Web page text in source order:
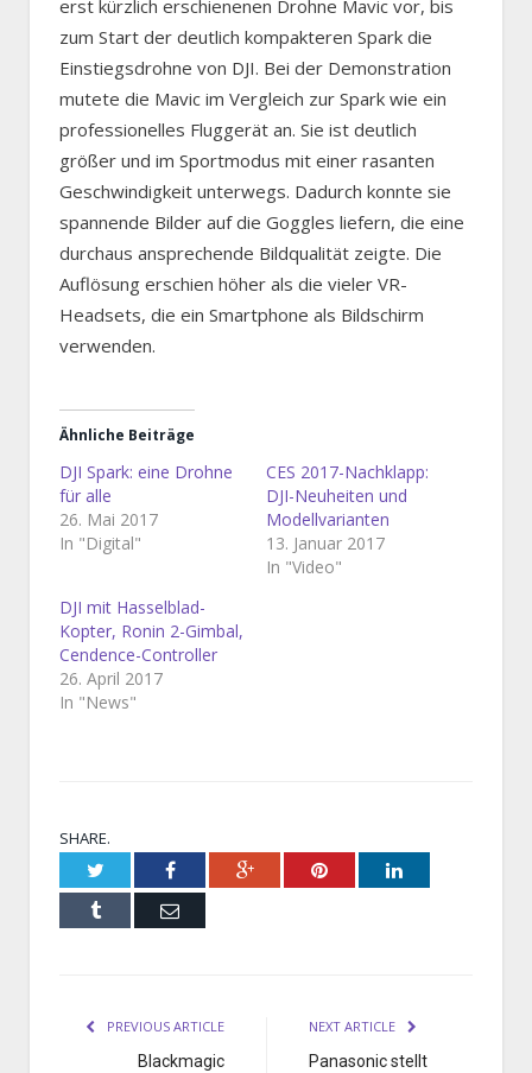
erst kürzlich erschienenen Drohne Mavic vor, bis
zum Start der deutlich kompakteren Spark die
Einstiegsdrohne von DJI. Bei der Demonstration
mutete die Mavic im Vergleich zur Spark wie ein
professionelles Fluggerät an. Sie ist deutlich
größer und im Sportmodus mit einer rasanten
Geschwindigkeit unterwegs. Dadurch konnte sie
spannende Bilder auf die Goggles liefern, die eine
durchaus ansprechende Bildqualität zeigte. Die
Auflösung erschien höher als die vieler VR-
Headsets, die ein Smartphone als Bildschirm
verwenden.
Ähnliche Beiträge
DJI Spark: eine Drohne
für alle
26. Mai 2017
In "Digital"
CES 2017-Nachklapp:
DJI-Neuheiten und
Modellvarianten
13. Januar 2017
In "Video"
DJI mit Hasselblad-
Kopter, Ronin 2-Gimbal,
Cendence-Controller
26. April 2017
In "News"
SHARE.
Twitter Facebook Google+ Pinterest LinkedIn
Tumblr Email
PREVIOUS ARTICLE
Blackmagic
NEXT ARTICLE
Panasonic stellt